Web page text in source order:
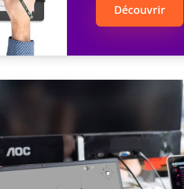
Découvrir